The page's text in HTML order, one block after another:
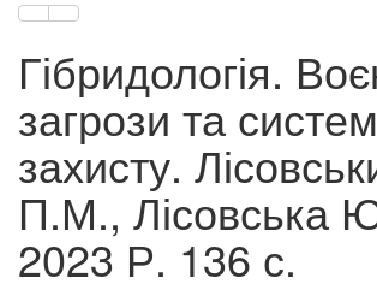
Гібридологія.
загрози та
захисту.
П.М., Лісовська
2023 Р. 136 с.